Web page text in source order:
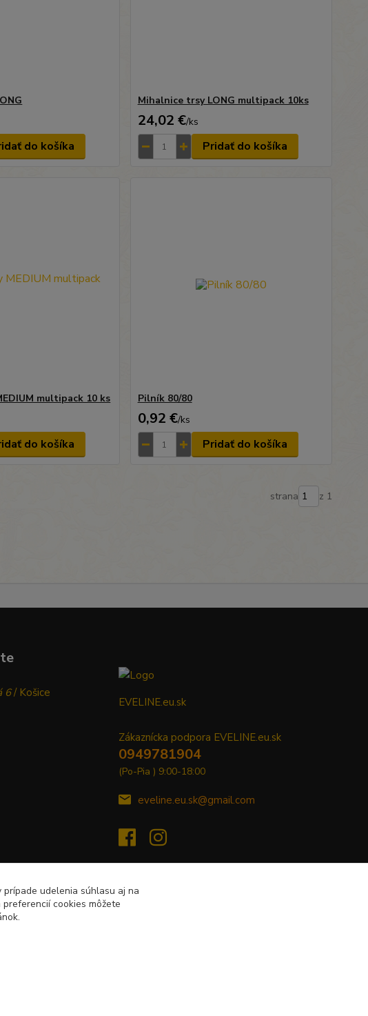
do košíka
Mihalnice trsy LONG multipack 10ks
24,02 €/ks
Pridať do košíka
multipack 10 ks
do košíka
Pilník 80/80
0,92 €/ks
Pridať do košíka
strana z 1
6/ Košice
EVELINE.eu.sk
Zákaznícka podpora EVELINE.eu.sk
0949781904
(Po-Pia ) 9:00-18:00
eveline.eu.sk@gmail.com
udelenia súhlasu aj na
cookies môžete